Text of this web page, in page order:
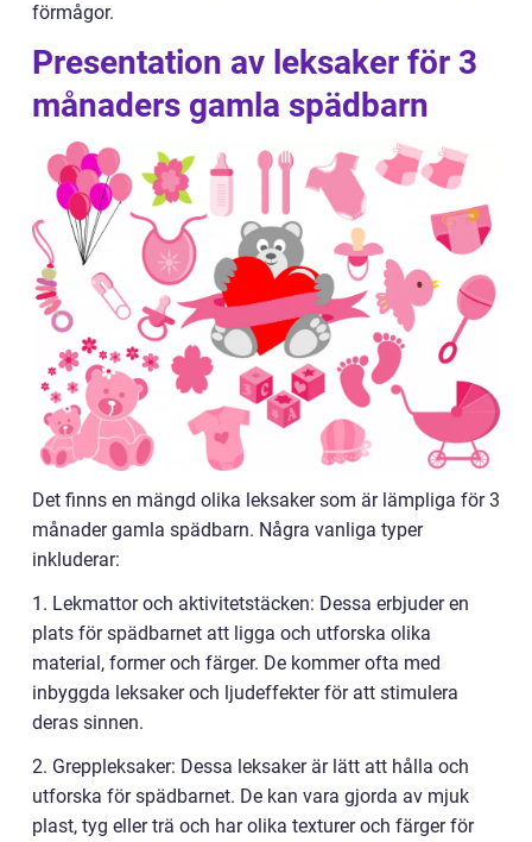
förmågor.
Presentation av leksaker för 3
månaders gamla spädbarn
Det finns en mängd olika leksaker som är lämpliga för 3
månader gamla spädbarn. Några vanliga typer
inkluderar:
1. Lekmattor och aktivitetstäcken: Dessa erbjuder en
plats för spädbarnet att ligga och utforska olika
material, former och färger. De kommer ofta med
inbyggda leksaker och ljudeffekter för att stimulera
deras sinnen.
2. Greppleksaker: Dessa leksaker är lätt att hålla och
utforska för spädbarnet. De kan vara gjorda av mjuk
plast, tyg eller trä och har olika texturer och färger för